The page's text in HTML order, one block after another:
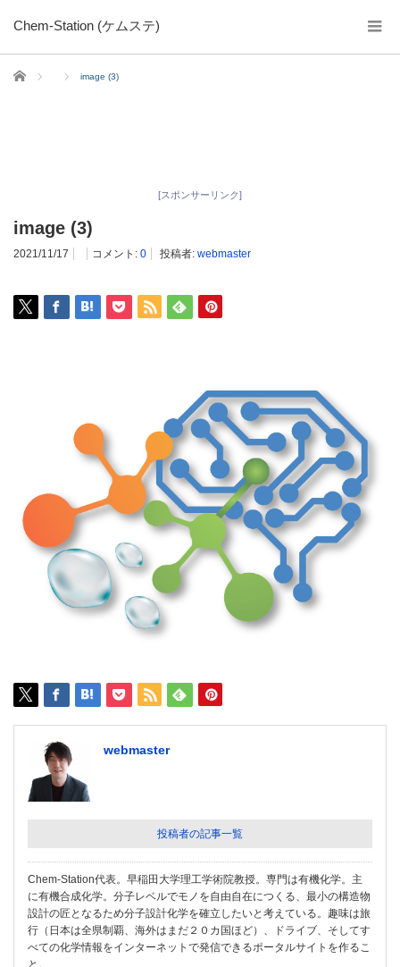
Chem-Station (ケムステ)
ホーム image (3)
[スポンサーリンク]
image (3)
2021/11/17 コメント: 0 投稿者: webmaster
webmaster
投稿者の記事一覧
Chem-Station代表。早稲田大学理工学術院教授。専門は有機化学。主
に有機合成化学。分子レベルでモノを自由自在につくる、最小の構造物
設計の匠となるため分子設計化学を確立したいと考えている。趣味は旅
行（日本は全県制覇、海外はまだ２０カ国ほど）、ドライブ、そしてす
べての化学情報をインターネットで発信できるポータルサイトを作るこ